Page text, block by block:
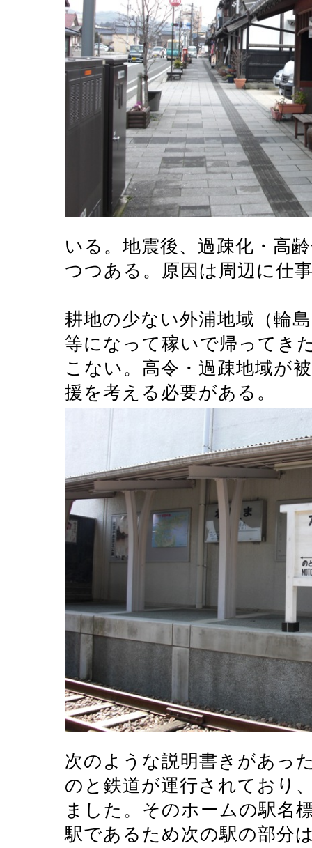
いる。地震後、過疎化・高
つつある。原因は周辺に仕
耕地の少ない外浦地域（輪
等になって稼いで帰ってき
こない。高令・過疎地域が
援を考える必要がある。
次のような説明書きがあっ
のと鉄道が運行されており
ました。そのホームの駅名
駅であるため次の駅の部分